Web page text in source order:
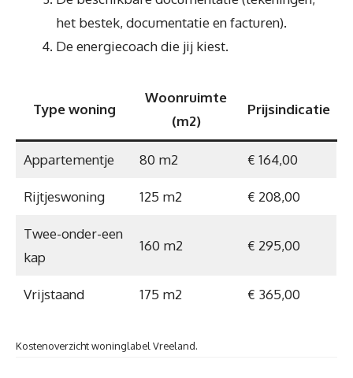
het bestek, documentatie en facturen).
De energiecoach die jij kiest.
Type woning
Woonruimte
(m2)
Prijsindicatie
Appartementje 80 m2 € 164,00
Rijtjeswoning 125 m2 € 208,00
Twee-onder-een
kap
160 m2 € 295,00
Vrijstaand 175 m2 € 365,00
Kostenoverzicht woninglabel Vreeland.